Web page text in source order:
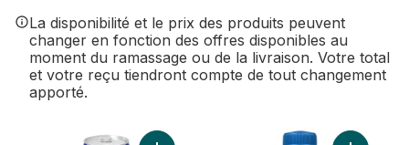
La disponibilité et le prix des produits peuvent
changer en fonction des offres disponibles au
moment du ramassage ou de la livraison. Votre total
et votre reçu tiendront compte de tout changement
apporté.